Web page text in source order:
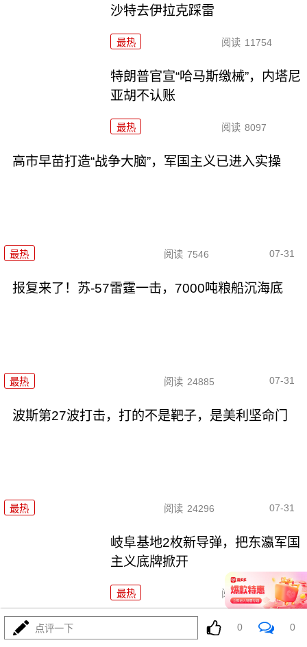
沙特去伊拉克踩雷
最热 阅读 11754
特朗普官宣“哈马斯缴械”，内塔尼
亚胡不认账
最热 阅读 8097
高市早苗打造“战争大脑”，军国主义已进入实操
最热 阅读 7546 07-31
报复来了！苏-57雷霆一击，7000吨粮船沉海底
最热 阅读 24885 07-31
波斯第27波打击，打的不是靶子，是美利坚命门
最热 阅读 24296 07-31
岐阜基地2枚新导弹，把东瀛军国
主义底牌掀开
最热 阅读 6825
高市早苗班子危机重重，手下人
点评一下 0 0